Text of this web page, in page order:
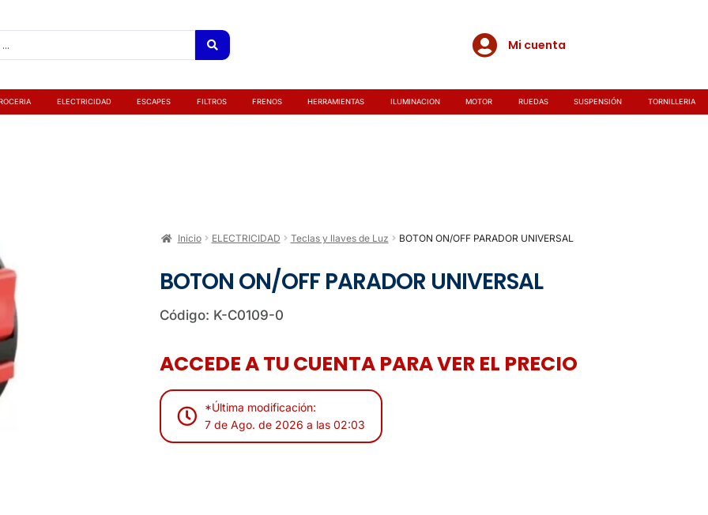
Mi cuenta
ELECTRICIDAD ESCAPES FILTROS FRENOS HERRAMIENTAS ILUMINACION MOTOR RUEDAS SUSPENSIÓN TORNILLERIA
Inicio ELECTRICIDAD Teclas y llaves de Luz BOTON ON/OFF PARADOR UNIVERSAL
BOTON ON/OFF PARADOR UNIVERSAL
Código: K-C0109-0
ACCEDE A TU CUENTA PARA VER EL PRECIO
*Última modificación:
7 de Ago. de 2026 a las 02:03